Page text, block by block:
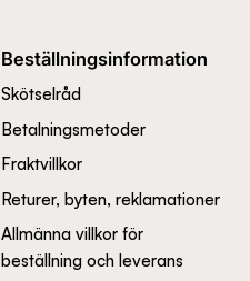
Beställningsinformation
Skötselråd
Betalningsmetoder
Fraktvillkor
Returer, byten, reklamationer
Allmänna villkor för
beställning och leverans